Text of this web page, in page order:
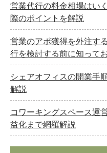
営業代行の料金相場はい
際のポイントを解説
営業のアポ獲得を外注す
行を検討する前に知って
シェアオフィスの開業手
解説
コワーキングスペース運
益化まで網羅解説